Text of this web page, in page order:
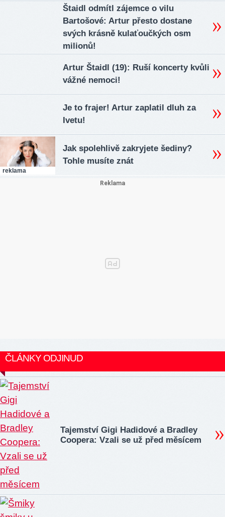
Štaidl odmítl zájemce o vilu
Bartošové: Artur přesto dostane
svých krásně kulaťoučkých osm
milionů!
Artur Štaidl (19): Ruší koncerty kvůli
vážné nemoci!
Je to frajer! Artur zaplatil dluh za
Ivetu!
reklama
Jak spolehlivě zakryjete šediny?
Tohle musíte znát
ČLÁNKY ODJINUD
Tajemství Gigi Hadidové a Bradley
Coopera: Vzali se už před měsícem